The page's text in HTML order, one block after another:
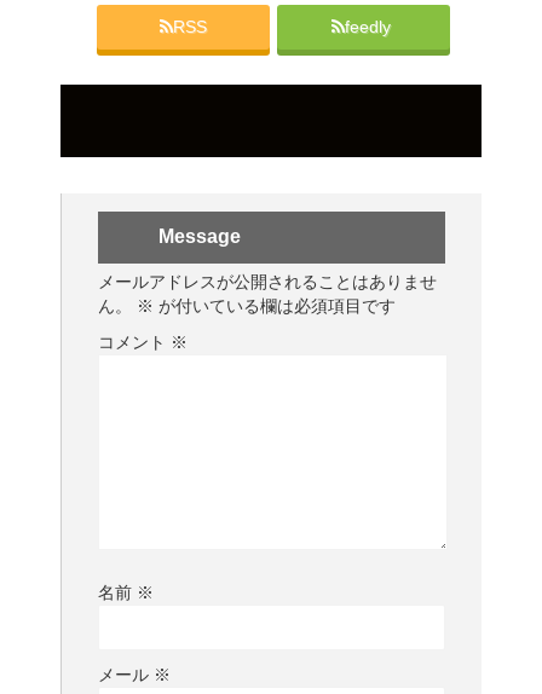
RSS feedly
Message
メールアドレスが公開されることはありませ
ん。
※ が付いている欄は必須項目です
コメント ※
名前 ※
メール ※